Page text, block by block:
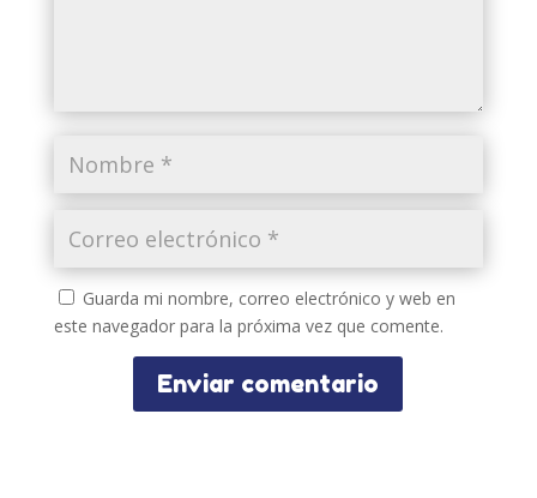
Guarda mi nombre, correo electrónico y web en
este navegador para la próxima vez que comente.
Enviar comentario